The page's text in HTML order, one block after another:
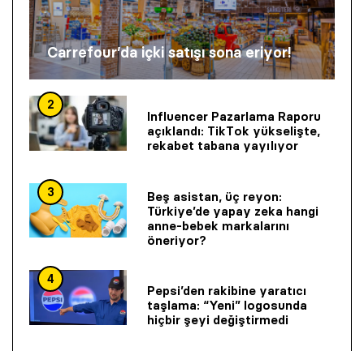
Carrefour’da içki satışı sona eriyor!
2
Influencer Pazarlama Raporu
açıklandı: TikTok yükselişte,
rekabet tabana yayılıyor
3
Beş asistan, üç reyon:
Türkiye’de yapay zeka hangi
anne-bebek markalarını
öneriyor?
4
Pepsi’den rakibine yaratıcı
taşlama: “Yeni” logosunda
hiçbir şeyi değiştirmedi